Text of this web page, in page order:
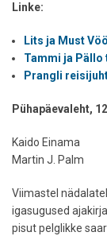
Linke:
Lits ja Must Vöö
Tammi ja Pällo
Prangli
Pühapäevaleht,
Kaido Einama
Martin J. Palm
Viimastel
igasugused
pisut pelglikke